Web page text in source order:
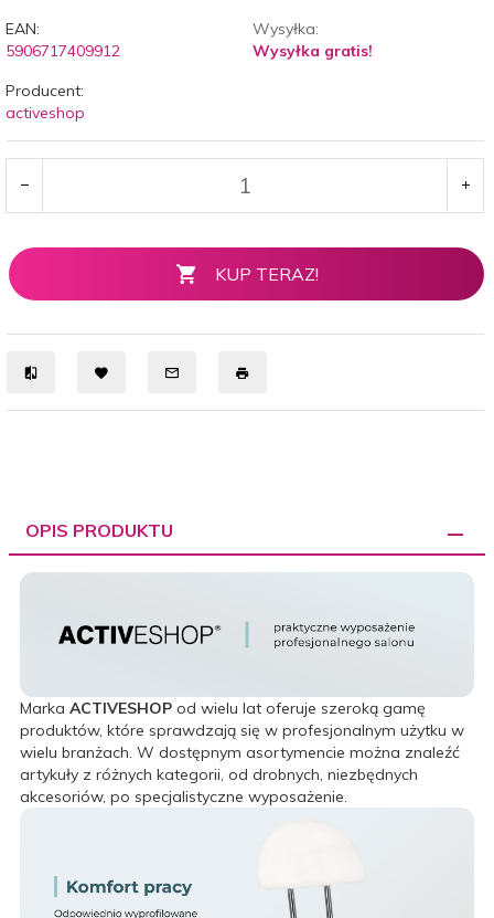
EAN:
5906717409912
Wysyłka:
Wysyłka gratis!
Producent:
activeshop
KUP TERAZ!
OPIS PRODUKTU
Marka ACTIVESHOP od wielu lat oferuje szeroką gamę
produktów, które sprawdzają się w profesjonalnym użytku w
wielu branżach. W dostępnym asortymencie można znaleźć
artykuły z różnych kategorii, od drobnych, niezbędnych
akcesoriów, po specjalistyczne wyposażenie.